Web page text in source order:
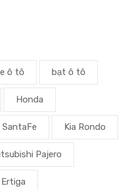
ô tô bạt ô tô
Honda
SantaFe Kia Rondo
Pajero